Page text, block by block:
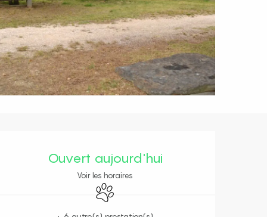
Ouvert aujourd'hui
Voir les horaires
Animaux acceptés